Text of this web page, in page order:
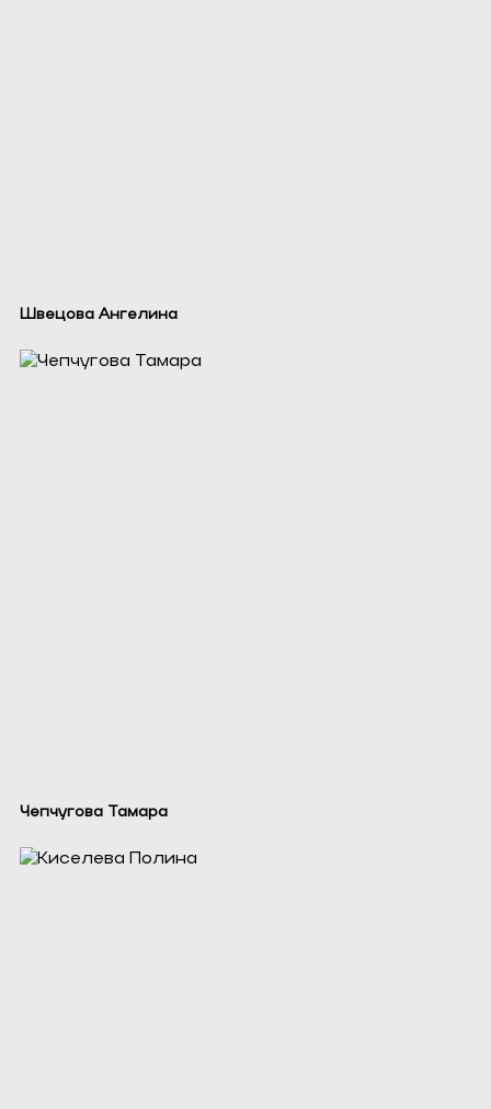
Швецова Ангелина
Чепчугова Тамара